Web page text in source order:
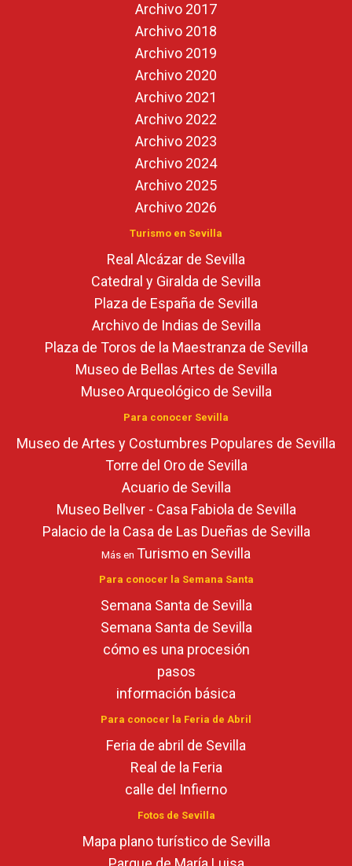
Archivo 2017
Archivo 2018
Archivo 2019
Archivo 2020
Archivo 2021
Archivo 2022
Archivo 2023
Archivo 2024
Archivo 2025
Archivo 2026
Turismo en Sevilla
Real Alcázar de Sevilla
Catedral y Giralda de Sevilla
Plaza de España de Sevilla
Archivo de Indias de Sevilla
Plaza de Toros de la Maestranza de Sevilla
Museo de Bellas Artes de Sevilla
Museo Arqueológico de Sevilla
Para conocer Sevilla
Museo de Artes y Costumbres Populares de Sevilla
Torre del Oro de Sevilla
Acuario de Sevilla
Museo Bellver - Casa Fabiola de Sevilla
Palacio de la Casa de Las Dueñas de Sevilla
Más en Turismo en Sevilla
Para conocer la Semana Santa
Semana Santa de Sevilla
Semana Santa de Sevilla
cómo es una procesión
pasos
información básica
Para conocer la Feria de Abril
Feria de abril de Sevilla
Real de la Feria
calle del Infierno
Fotos de Sevilla
Mapa plano turístico de Sevilla